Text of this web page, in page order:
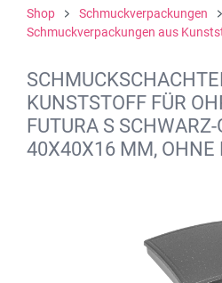
Shop
Schmuckverpackungen
Schmuckverpackungen aus
KUNSTSTOFF FÜR
FUTURA S
40X40X16 MM, OHNE